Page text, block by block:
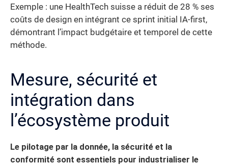
Exemple : une HealthTech suisse a réduit de 28 % ses
coûts de design en intégrant ce sprint initial IA-first,
démontrant l’impact budgétaire et temporel de cette
méthode.
Mesure, sécurité et
intégration dans
l’écosystème produit
Le pilotage par la donnée, la sécurité et la
conformité sont essentiels pour industrialiser le